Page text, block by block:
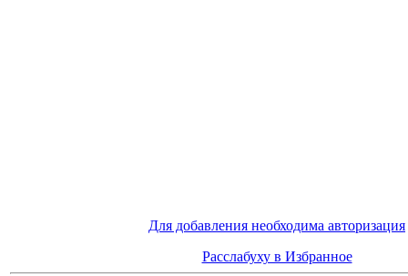
Для добавления необходима авторизация
Расслабуху в Избранное